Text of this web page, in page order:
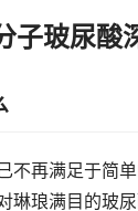
子玻尿酸
再满足于简
琳琅满目的玻